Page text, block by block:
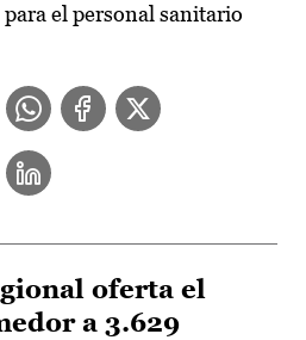
para el personal sanitario
oferta el
a 3.629